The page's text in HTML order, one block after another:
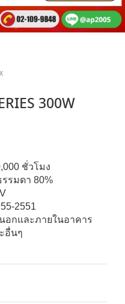
300W
ชั่วโมง
รมดา 80%
2551
อกและภายในอาคาร
อื่นๆ